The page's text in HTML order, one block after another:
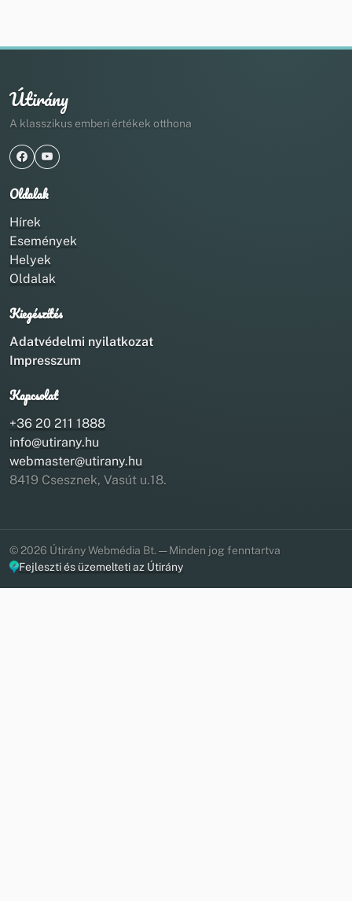
Útirány
A klasszikus emberi értékek otthona
Oldalak
Hírek
Események
Helyek
Oldalak
Kiegészítés
Adatvédelmi nyilatkozat
Impresszum
Kapcsolat
+36 20 211 1888
info@utirany.hu
webmaster@utirany.hu
8419 Csesznek, Vasút u.18.
© 2026 Útirány Webmédia Bt. — Minden jog fenntartva
Fejleszti és üzemelteti az Útirány